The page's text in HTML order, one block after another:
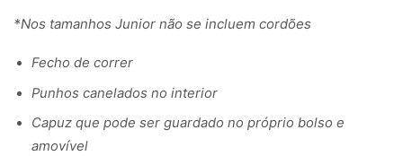
*Nos tamanhos Junior não se incluem cordões
Fecho de correr
Punhos canelados no interior
Capuz que pode ser guardado no próprio bolso e
amovível